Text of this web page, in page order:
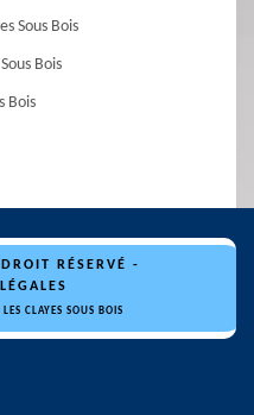
Sous Bois
Bois
Bois
RÉSERVÉ -
CLAYES SOUS BOIS